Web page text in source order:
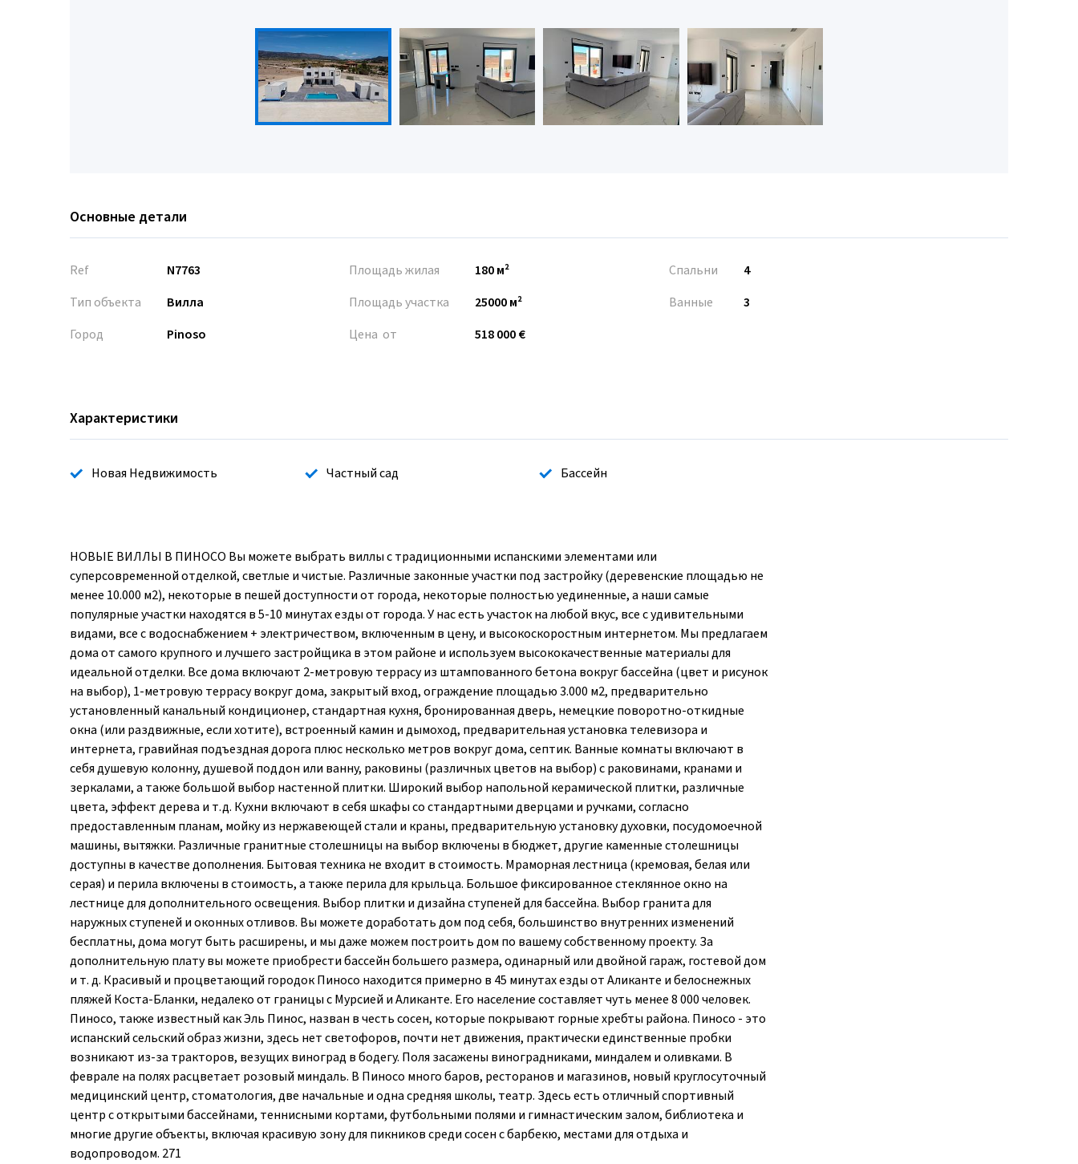
Основные детали
Ref
N7763
Тип объекта
Вилла
Город
Pinoso
Площадь жилая
180 м²
Площадь участка
25000 м²
Цена от
518 000 €
Спальни
4
Ванные
3
Характеристики
Новая Недвижимость Частный сад Бассейн
НОВЫЕ ВИЛЛЫ В ПИНОСО Вы можете выбрать виллы с традиционными испанскими элементами или
суперсовременной отделкой, светлые и чистые. Различные законные участки под застройку (деревенские площадью не
менее 10.000 м2), некоторые в пешей доступности от города, некоторые полностью уединенные, а наши самые
популярные участки находятся в 5-10 минутах езды от города. У нас есть участок на любой вкус, все с удивительными
видами, все с водоснабжением + электричеством, включенным в цену, и высокоскоростным интернетом. Мы предлагаем
дома от самого крупного и лучшего застройщика в этом районе и используем высококачественные материалы для
идеальной отделки. Все дома включают 2-метровую террасу из штампованного бетона вокруг бассейна (цвет и рисунок
на выбор), 1-метровую террасу вокруг дома, закрытый вход, ограждение площадью 3.000 м2, предварительно
установленный канальный кондиционер, стандартная кухня, бронированная дверь, немецкие поворотно-откидные
окна (или раздвижные, если хотите), встроенный камин и дымоход, предварительная установка телевизора и
интернета, гравийная подъездная дорога плюс несколько метров вокруг дома, септик. Ванные комнаты включают в
себя душевую колонну, душевой поддон или ванну, раковины (различных цветов на выбор) с раковинами, кранами и
зеркалами, а также большой выбор настенной плитки. Широкий выбор напольной керамической плитки, различные
цвета, эффект дерева и т.д. Кухни включают в себя шкафы со стандартными дверцами и ручками, согласно
предоставленным планам, мойку из нержавеющей стали и краны, предварительную установку духовки, посудомоечной
машины, вытяжки. Различные гранитные столешницы на выбор включены в бюджет, другие каменные столешницы
доступны в качестве дополнения. Бытовая техника не входит в стоимость. Мраморная лестница (кремовая, белая или
серая) и перила включены в стоимость, а также перила для крыльца. Большое фиксированное стеклянное окно на
лестнице для дополнительного освещения. Выбор плитки и дизайна ступеней для бассейна. Выбор гранита для
наружных ступеней и оконных отливов. Вы можете доработать дом под себя, большинство внутренних изменений
бесплатны, дома могут быть расширены, и мы даже можем построить дом по вашему собственному проекту. За
дополнительную плату вы можете приобрести бассейн большего размера, одинарный или двойной гараж, гостевой дом
и т. д. Красивый и процветающий городок Пиносо находится примерно в 45 минутах езды от Аликанте и белоснежных
пляжей Коста-Бланки, недалеко от границы с Мурсией и Аликанте. Его население составляет чуть менее 8 000 человек.
Пиносо, также известный как Эль Пинос, назван в честь сосен, которые покрывают горные хребты района. Пиносо - это
испанский сельский образ жизни, здесь нет светофоров, почти нет движения, практически единственные пробки
возникают из-за тракторов, везущих виноград в бодегу. Поля засажены виноградниками, миндалем и оливками. В
феврале на полях расцветает розовый миндаль. В Пиносо много баров, ресторанов и магазинов, новый круглосуточный
медицинский центр, стоматология, две начальные и одна средняя школы, театр. Здесь есть отличный спортивный
центр с открытыми бассейнами, теннисными кортами, футбольными полями и гимнастическим залом, библиотека и
многие другие объекты, включая красивую зону для пикников среди сосен с барбекю, местами для отдыха и
водопроводом. 271